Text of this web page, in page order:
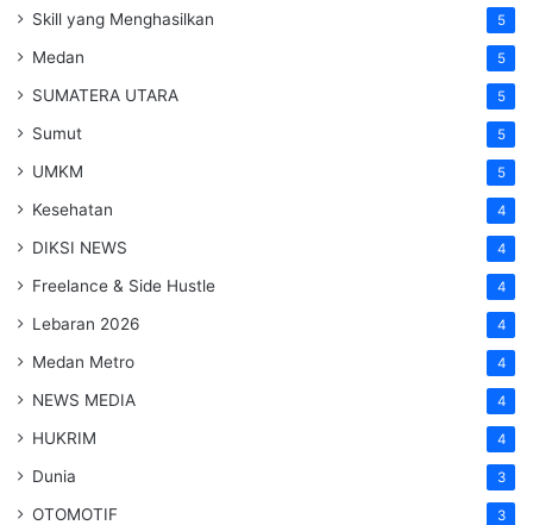
Skill yang Menghasilkan 5
Medan 5
SUMATERA UTARA 5
Sumut 5
UMKM 5
Kesehatan 4
DIKSI NEWS 4
Freelance & Side Hustle 4
Lebaran 2026 4
Medan Metro 4
NEWS MEDIA 4
HUKRIM 4
Dunia 3
OTOMOTIF 3